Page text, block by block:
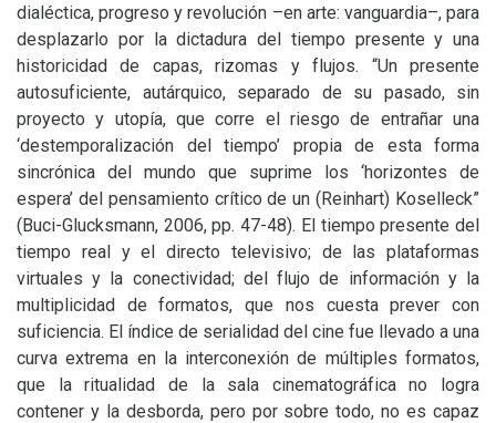
dialéctica, progreso y revolución –en arte: vanguardia–, para
desplazarlo por la dictadura del tiempo presente y una
historicidad de capas, rizomas y flujos. “Un presente
autosuficiente, autárquico, separado de su pasado, sin
proyecto y utopía, que corre el riesgo de entrañar una
‘destemporalización del tiempo’ propia de esta forma
sincrónica del mundo que suprime los ‘horizontes de
espera’ del pensamiento crítico de un (Reinhart) Koselleck”
(Buci-Glucksmann, 2006, pp. 47-48). El tiempo presente del
tiempo real y el directo televisivo; de las plataformas
virtuales y la conectividad; del flujo de información y la
multiplicidad de formatos, que nos cuesta prever con
suficiencia. El índice de serialidad del cine fue llevado a una
curva extrema en la interconexión de múltiples formatos,
que la ritualidad de la sala cinematográfica no logra
contener y la desborda, pero por sobre todo, no es capaz